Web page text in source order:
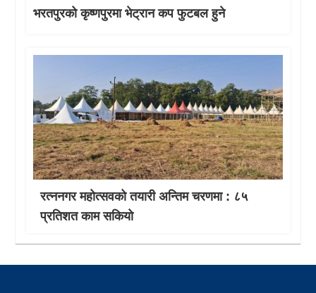
भरतपुरको कृष्णपुरमा भेट्रान कप फुटबल हुने
रत्ननगर महोत्सवको तयारी अन्तिम चरणमा : ८५
प्रतिशत काम सकियो